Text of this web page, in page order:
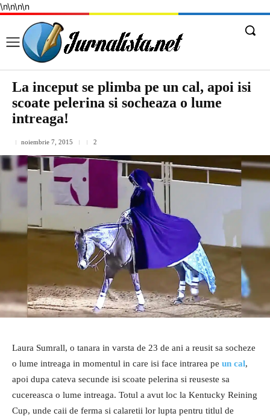
\n\n\n\n
La inceput se plimba pe un cal, apoi isi
scoate pelerina si socheaza o lume
intreaga!
noiembrie 7, 2015 2
Laura Sumrall, o tanara in varsta de 23 de ani a reusit sa socheze
o lume intreaga in momentul in care isi face intrarea pe un cal,
apoi dupa cateva secunde isi scoate pelerina si reuseste sa
cucereasca o lume intreaga. Totul a avut loc la Kentucky Reining
Cup, unde caii de ferma si calaretii lor lupta pentru titlul de